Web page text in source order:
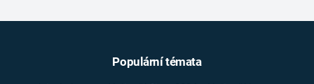
Populární témata